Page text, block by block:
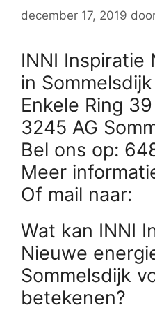
december 17, 2019
INNI Inspiratie
in Sommelsdijk
Enkele Ring 39
3245 AG
Bel ons op:
Meer
Of mail naar:
Wat kan INNI
Nieuwe
Sommelsdijk
betekenen?